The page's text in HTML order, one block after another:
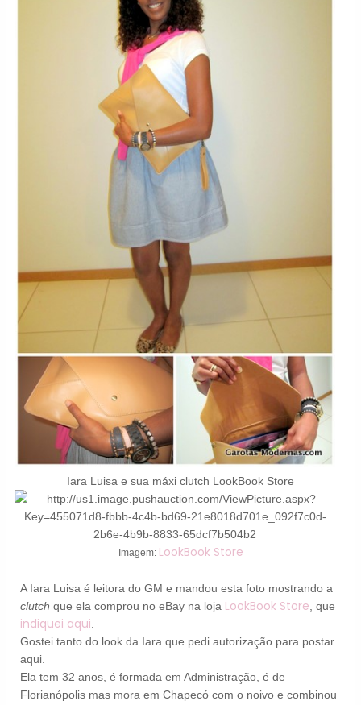
Iara Luisa e sua máxi clutch LookBook Store
Imagem: LookBook Store
A Iara Luisa é leitora do GM e mandou esta foto mostrando a
clutch que ela comprou no eBay na loja LookBook Store, que
indiquei aqui.
Gostei tanto do look da Iara que pedi autorização para postar
aqui.
Ela tem 32 anos, é formada em Administração, é de
Florianópolis mas mora em Chapecó com o noivo e combinou